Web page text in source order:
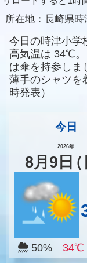
所在地： 長崎県時
今日の時津小学
高気温は 34℃。
は傘を持参しま
薄手のシャツを
時発表）
今日
2026年
8月 9 日（
50% 34℃